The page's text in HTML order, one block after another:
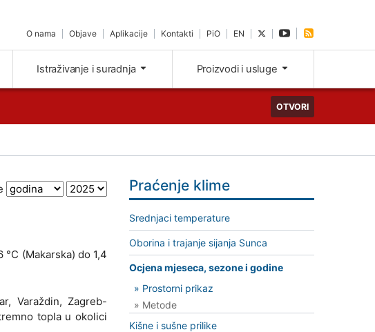
O nama Objave Aplikacije Kontakti PiO EN
Istraživanje i suradnja Proizvodi i usluge
OTVORI
(Makarska) do 1,4
Varaždin, Zagreb-
topla u okolici
Praćenje klime
Srednjaci temperature
Oborina i trajanje sijanja Sunca
Ocjena mjeseca, sezone i godine
» Prostorni prikaz
» Metode
Kišne i sušne prilike